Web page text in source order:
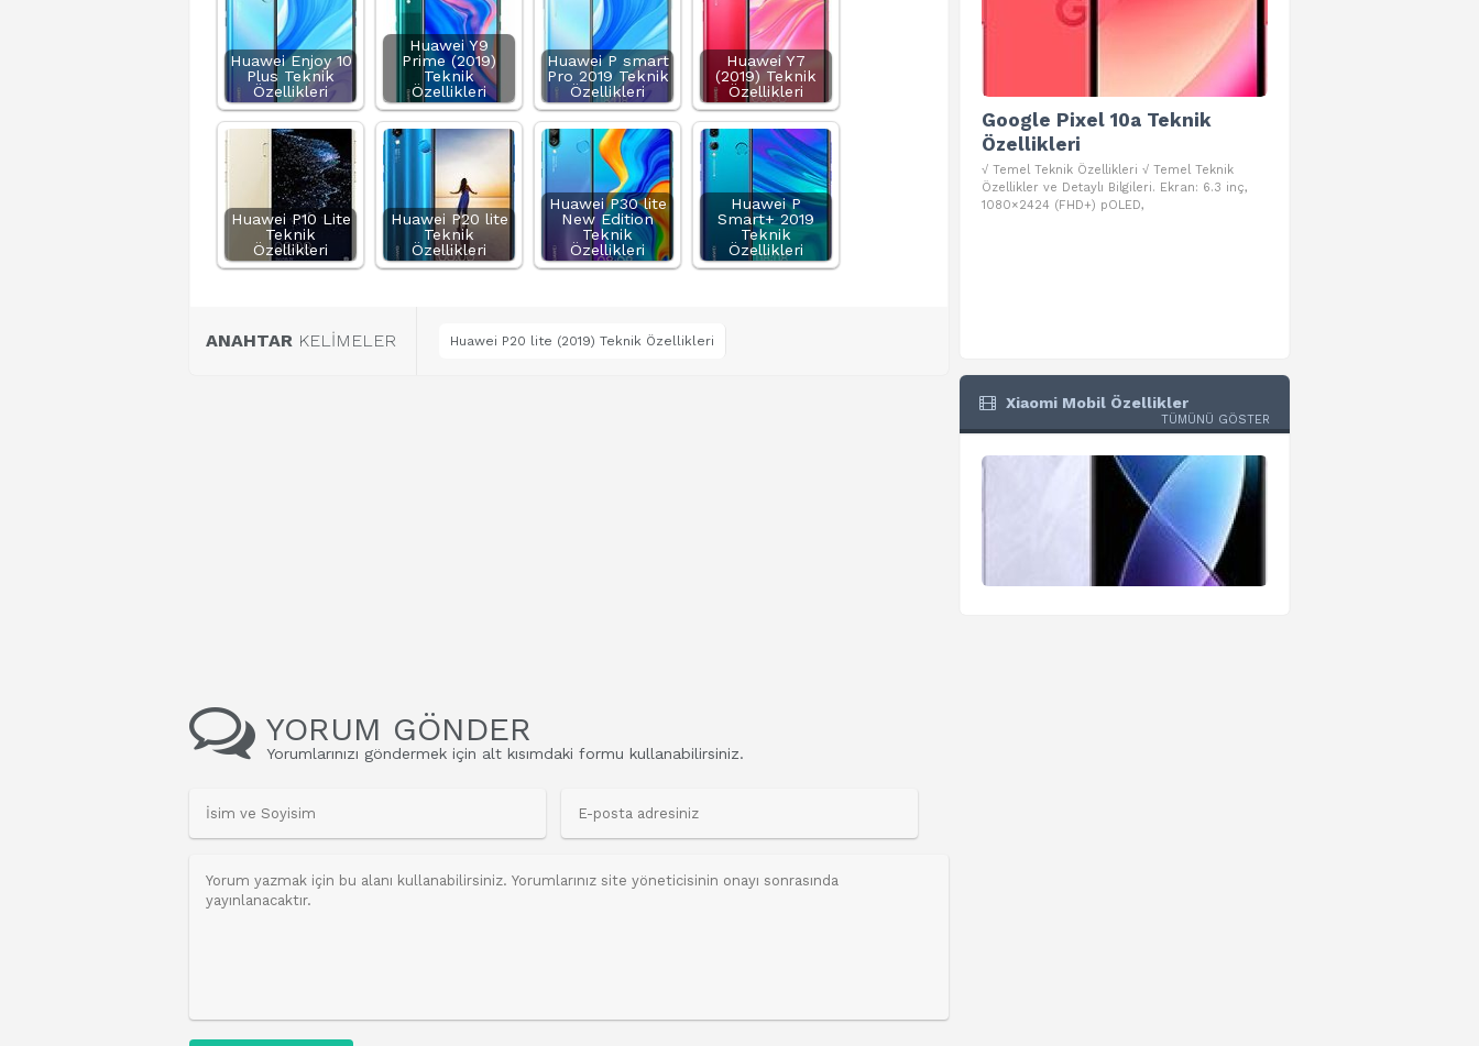
Huawei Enjoy 10
Plus Teknik
Özellikleri
Huawei Y9
Prime (2019)
Teknik
Özellikleri
Huawei P smart
Pro 2019 Teknik
Özellikleri
Huawei Y7
(2019) Teknik
Özellikleri
Huawei P10 Lite
Teknik
Özellikleri
Huawei P20 lite
Teknik
Özellikleri
Huawei P30 lite
New Edition
Teknik
Özellikleri
Huawei P
Smart+ 2019
Teknik
Özellikleri
ANAHTAR KELİMELER Huawei P20 lite (2019) Teknik Özellikleri
YORUM GÖNDER
Yorumlarınızı göndermek için alt kısımdaki formu kullanabilirsiniz.
Google Pixel 10 Pro Teknik
Özellikleri
√ Temel Teknik Özellikleri √ Temel Teknik
Özellikler ve Detaylı Bilgileri. Ekran: 6.3 inç,
1280 x 2856 piksel, 120 Hz LTPO
Google Pixel 10a Teknik
Özellikleri
√ Temel Teknik Özellikleri √ Temel Teknik
Özellikler ve Detaylı Bilgileri. Ekran: 6.3 inç,
1080×2424 (FHD+) pOLED,
Xiaomi Mobil Özellikler
TÜMÜNÜ GÖSTER